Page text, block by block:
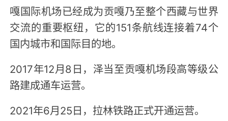
嘎国际机场已经成为贡嘎乃至整个西藏与世界
交流的重要枢纽，它的151条航线连接着74个
国内城市和国际目的地。
2017年12月8日，泽当至贡嘎机场段高等级公
路建成通车运营。
2021年6月25日，拉林铁路正式开通运营。